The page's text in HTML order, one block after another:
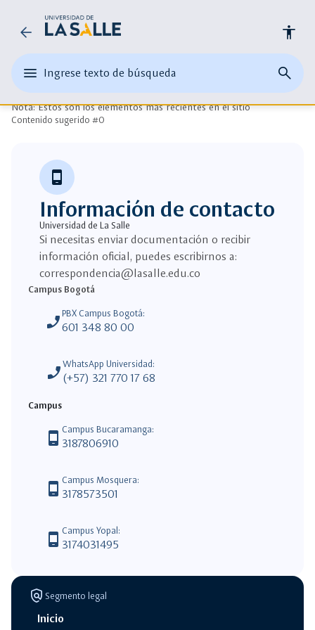
arrow_back
Universidad
la
Salle
menu
el
menu
Ingrese texto de búsqueda search
de
edit
Ingrese
o
una
close
accessibility
Resultados búsqueda
Universidad de la salle
Nota: Estos son los elementos más recientes en el sitio
Contenido sugerido #0
phone_android
Información de contacto
Universidad de La Salle
Si necesitas enviar documentación o recibir
información oficial, puedes escribirnos a:
correspondencia@lasalle.edu.co
Campus Bogotá
phone_enabled PBX Campus Bogotá:
601 348 80 00
phone_enabled WhatsApp Universidad:
(+57) 321 770 17 68
Campus
phone_android Campus Bucaramanga:
3187806910
phone_android Campus Mosquera:
3178573501
phone_android Campus Yopal:
3174031495
policy Segmento legal
Inicio